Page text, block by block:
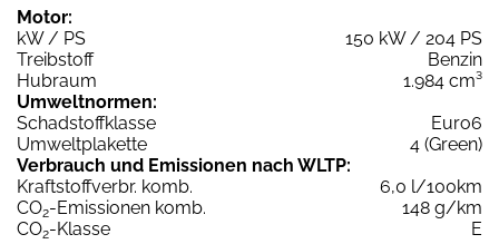
Motor:
kW / PS
150 kW / 204 PS
Treibstoff
Benzin
Hubraum
1.984 cm³
Umweltnormen:
Schadstoffklasse
Euro6
Umweltplakette
4 (Green)
Verbrauch und Emissionen nach WLTP:
Kraftstoffverbr. komb.
6,0 l/100km
CO2-Emissionen komb.
148 g/km
CO2-Klasse
E